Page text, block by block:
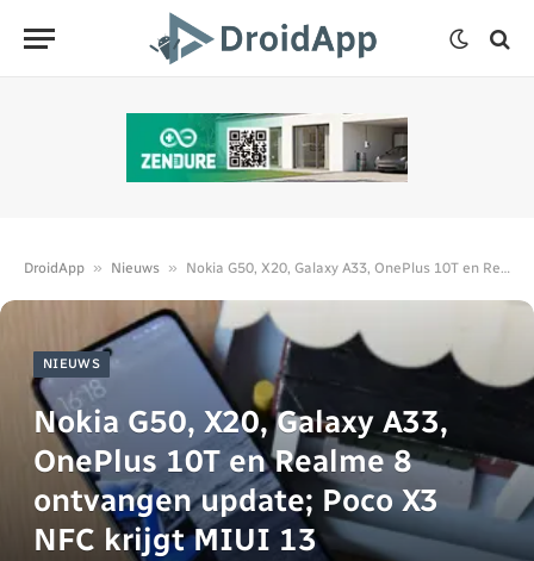
DroidApp » Nieuws » Nokia G50, X20, Galaxy A33, OnePlus 10T en Realme 8 ontvangen update; Poco X3 NFC krijgt MIUI 13
NIEUWS
Nokia G50, X20, Galaxy A33,
OnePlus 10T en Realme 8
ontvangen update; Poco X3
NFC krijgt MIUI 13